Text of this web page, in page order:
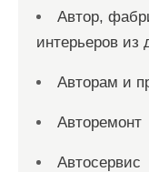
Автор,
интерьеров из
Авторам и
Авторемонт
Автосервис